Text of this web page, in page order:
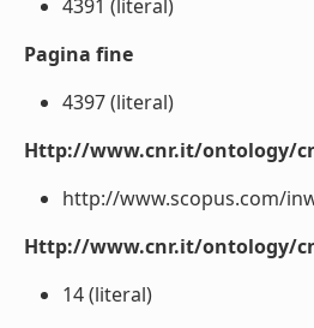
4391 (literal)
Pagina fine
4397 (literal)
Http://www.cnr.it/ontology/
http://www.scopus.com/
Http://www.cnr.it/ontology/
14 (literal)